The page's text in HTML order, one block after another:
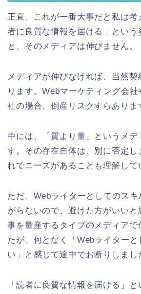
正直、これが一番大事だと私は
者に良質な情報を届ける」という
と、そのメディアは伸びません。
メディアが伸びなければ、当然契
ります。Webマーケティング会
社の場合、倒産リスクすらありま
中には、「質より量」というメデ
す。その存在自体は、別に否定し
れでニーズがあることも理解して
ただ、Webライターとしてのスキ
がらないので、避けた方がいいと
事を量産するタイプのメディアで
たが、何となく「Webライターと
い」と感じて途中でお断りしまし
「読者に良質な情報を届ける」